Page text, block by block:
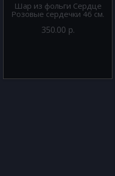
Шар из фольги Сердце
Розовые сердечки 46 см.
350.00 р.